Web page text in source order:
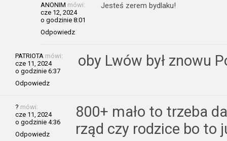
ANONIM mówi:
cze 12, 2024
o godzinie 8:01
Odpowiedz
Jesteś zerem bydlaku!
PATRIOTA mówi:
cze 11, 2024
o godzinie 6:37
Odpowiedz
oby Lwów był znowu
? mówi:
cze 11, 2024
o godzinie 4:36
Odpowiedz
800+ mało to trzeba
rząd czy rodzice bo to